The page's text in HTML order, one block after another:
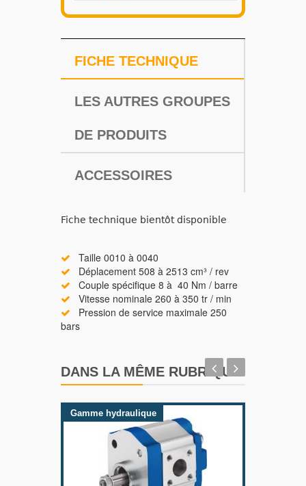
FICHE TECHNIQUE
LES AUTRES GROUPES
DE PRODUITS
ACCESSOIRES
Fiche technique bientôt disponible
Taille 0010 à 0040
Déplacement 508 à 2513 cm³ / rev
Couple spécifique 8 à 40 Nm / barre
Vitesse nominale 260 à 350 tr / min
Pression de service maximale 250
bars
DANS LA MÊME RUBRIQUE
Gamme hydraulique